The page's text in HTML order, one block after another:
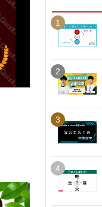
1
2
3
4